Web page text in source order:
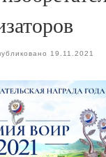
19.11.2021